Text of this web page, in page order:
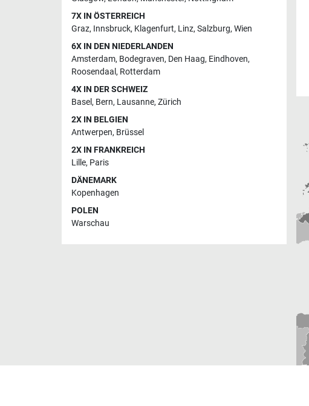
7X IN ÖSTERREICH
Graz, Innsbruck, Klagenfurt, Linz, Salzburg, Wien
6X IN DEN NIEDERLANDEN
Amsterdam, Bodegraven, Den Haag, Eindhoven,
Roosendaal , Rotterdam
4X IN DER SCHWEIZ
Basel, Bern, Lausanne, Zürich
2X IN BELGIEN
Antwerpen, Brüssel
2X IN FRANKREICH
Lille, Paris
DÄNEMARK
Kopenhagen
POLEN
Warschau